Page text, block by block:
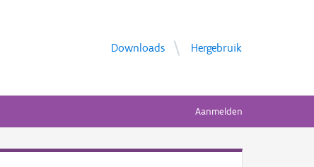
Downloads Hergebruik
Aanmelden